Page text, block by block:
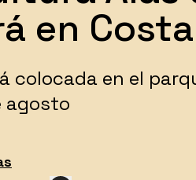
en
colocada en el
agosto